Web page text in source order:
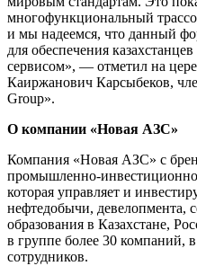
многофункциональный
и мы надеемся, что данный
для обеспечения
сервисом», — отметил на
Каиржанович Карсыбеков,
Group».
О компании «Новая АЗС»
Компания «Новая АЗС» с
промышленно-
которая управляет и
нефтедобычи, девелопмента,
образования в Казахстане,
в группе более 30 компаний,
сотрудников.